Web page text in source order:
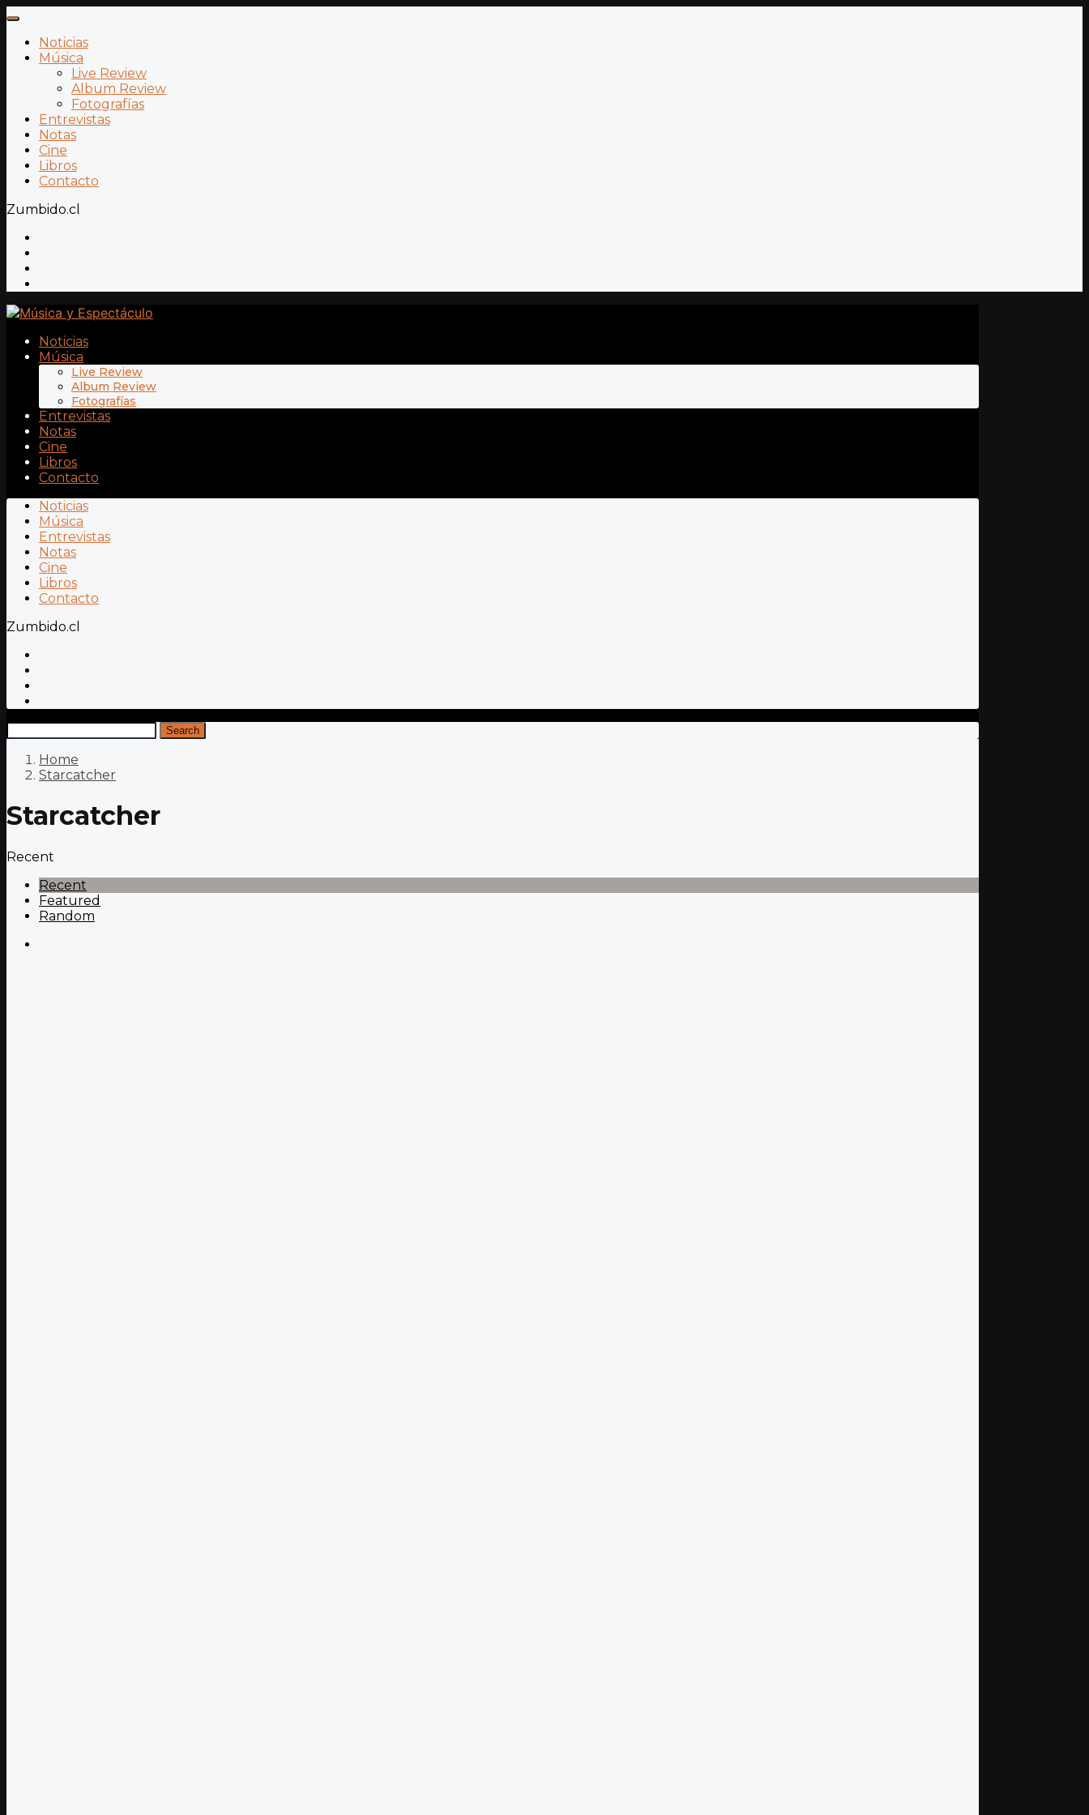
Noticias
Música
Live Review
Album Review
Fotografías
Entrevistas
Notas
Cine
Libros
Contacto
Zumbido.cl
Noticias
Música
Live Review
Album Review
Fotografías
Entrevistas
Notas
Cine
Libros
Contacto
Noticias
Música
Entrevistas
Notas
Cine
Libros
Contacto
Zumbido.cl
Search
Home
Starcatcher
Starcatcher
Recent
Recent
Featured
Random